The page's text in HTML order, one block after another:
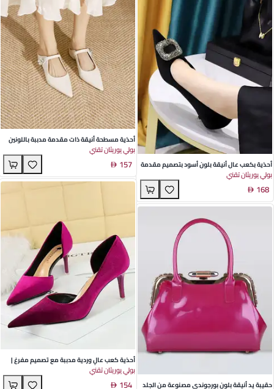
أحذية بكعب عال أنيقة بلون أسود بتصميم مقدمة
مدببة وزخرفة من الراينستون والتفاصيل الذهبية
مثالية لمناسبات الربيع والخريف
بولي يوريثان تقني
168
حقيبة يد أنيقة بلون بورجوندي مصنوعة من الجلد
أحذية مسطحة أنيقة ذات مقدمة مدببة باللونين
الأسود والكريمي مع كعب سميك وإبزيم مزهر -
مثالية لمناسبات الربيع
بولي يوريثان تقني
157
أحذية كعب عالٍ وردية مدببة مع تصميم مفرغ |
أحذية ستيليتو أنيقة سهلة الارتداء للنساء | مثالية
لفعاليات الربيع والخريف
بولي يوريثان تقني
154